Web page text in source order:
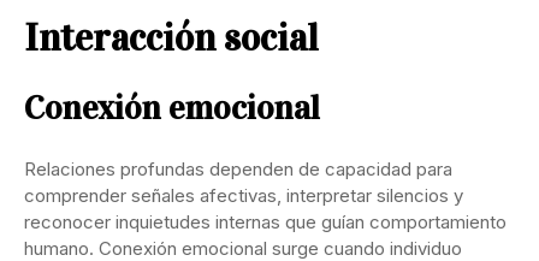
Interacción social
Conexión emocional
Relaciones profundas dependen de capacidad para
comprender señales afectivas, interpretar silencios y
reconocer inquietudes internas que guían comportamiento
humano. Conexión emocional surge cuando individuo